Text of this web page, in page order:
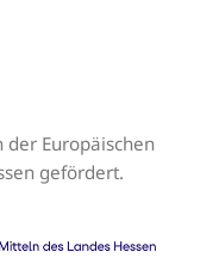
Europäischen
gefördert.